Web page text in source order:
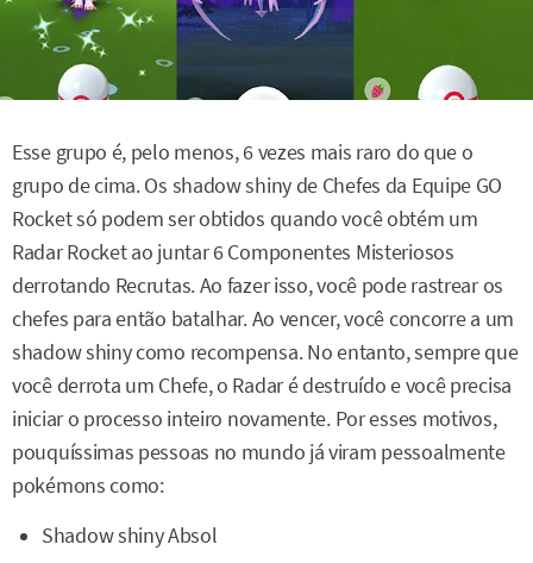
Esse grupo é, pelo menos, 6 vezes mais raro do que o
grupo de cima. Os shadow shiny de Chefes da Equipe GO
Rocket só podem ser obtidos quando você obtém um
Radar Rocket ao juntar 6 Componentes Misteriosos
derrotando Recrutas. Ao fazer isso, você pode rastrear os
chefes para então batalhar. Ao vencer, você concorre a um
shadow shiny como recompensa. No entanto, sempre que
você derrota um Chefe, o Radar é destruído e você precisa
iniciar o processo inteiro novamente. Por esses motivos,
pouquíssimas pessoas no mundo já viram pessoalmente
pokémons como:
Shadow shiny Absol